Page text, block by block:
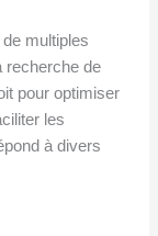
multiples
recherche de
pour optimiser
les
à divers